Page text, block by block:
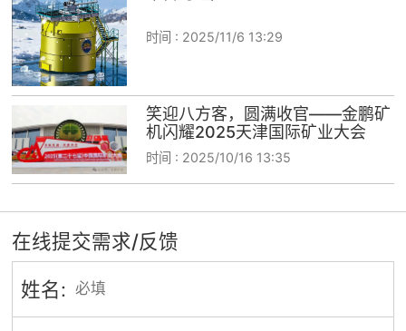
时间 : 2025/11/6 13:29
笑迎八方客，圆满收官——金鹏矿
机闪耀2025天津国际矿业大会
时间 : 2025/10/16 13:35
在线提交需求/反馈
姓名: